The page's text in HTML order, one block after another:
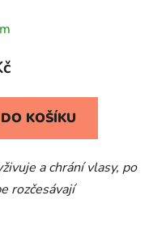
DO KOŠÍKU
a chrání vlasy, po
rozčesávají